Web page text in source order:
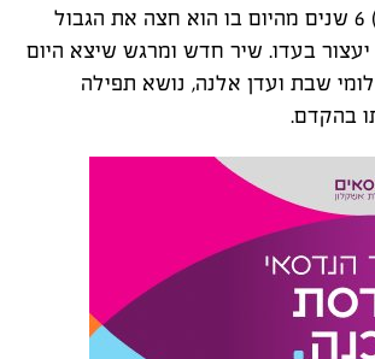
מציינים היום (שני) 6 שנים מהיום בו הוא חצה את הגבול
בעדו. שיר חדש ומרגש שיצא היום
שבת ועדן אלנה, נושא תפילה
בהקדם.